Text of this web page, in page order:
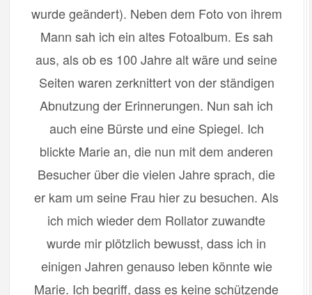
wurde geändert). Neben dem Foto von ihrem
Mann sah ich ein altes Fotoalbum. Es sah
aus, als ob es 100 Jahre alt wäre und seine
Seiten waren zerknittert von der ständigen
Abnutzung der Erinnerungen. Nun sah ich
auch eine Bürste und eine Spiegel. Ich
blickte Marie an, die nun mit dem anderen
Besucher über die vielen Jahre sprach, die
er kam um seine Frau hier zu besuchen. Als
ich mich wieder dem Rollator zuwandte
wurde mir plötzlich bewusst, dass ich in
einigen Jahren genauso leben könnte wie
Marie. Ich begriff, dass es keine schützende